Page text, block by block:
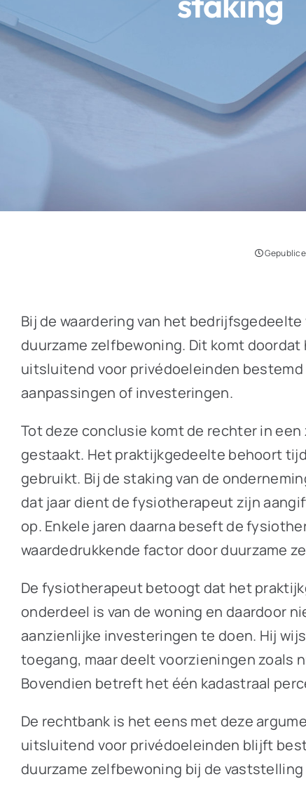
Bij de waardering van het
duurzame zelfbewoning. Dit komt
uitsluitend voor privédoeleinden
aanpassingen of investeringen.
Tot deze conclusie komt de rechter in
gestaakt. Het praktijkgedeelte behoort
gebruikt. Bij de staking van de
dat jaar dient de fysiotherapeut zijn
op. Enkele jaren daarna beseft de
waardedrukkende factor door duurzame
De fysiotherapeut betoogt dat het
onderdeel is van de woning en daardoor
aanzienlijke investeringen te doen. Hij
toegang, maar deelt voorzieningen
Bovendien betreft het één kadastraal
De rechtbank is het eens met deze
uitsluitend voor privédoeleinden blijft
duurzame zelfbewoning bij de